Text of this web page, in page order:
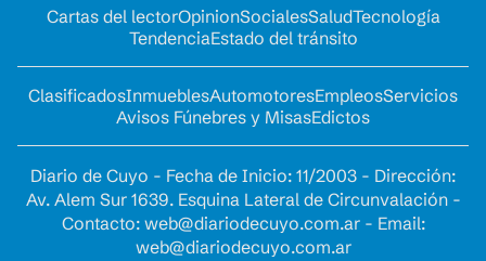
Cartas del lectorOpinionSocialesSaludTecnología
TendenciaEstado del tránsito
ClasificadosInmueblesAutomotoresEmpleosServicios
Avisos Fúnebres y MisasEdictos
Diario de Cuyo - Fecha de Inicio: 11/2003 - Dirección:
Av. Alem Sur 1639. Esquina Lateral de Circunvalación -
Contacto: web@diariodecuyo.com.ar- Email:
web@diariodecuyo.com.ar